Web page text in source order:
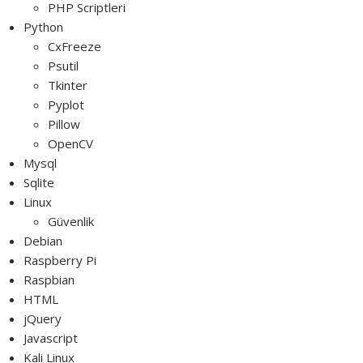
PHP Scriptleri
Python
CxFreeze
Psutil
Tkinter
Pyplot
Pillow
OpenCV
Mysql
Sqlite
Linux
Güvenlik
Debian
Raspberry Pi
Raspbian
HTML
jQuery
Javascript
Kali Linux